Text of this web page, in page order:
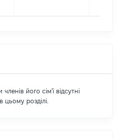
його сім'ї відсутні
цьому розділі.